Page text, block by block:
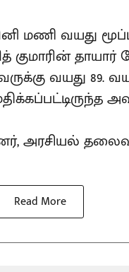
மணி வயது
குமாரின்
வயது 89.
அரசியல்
Read More